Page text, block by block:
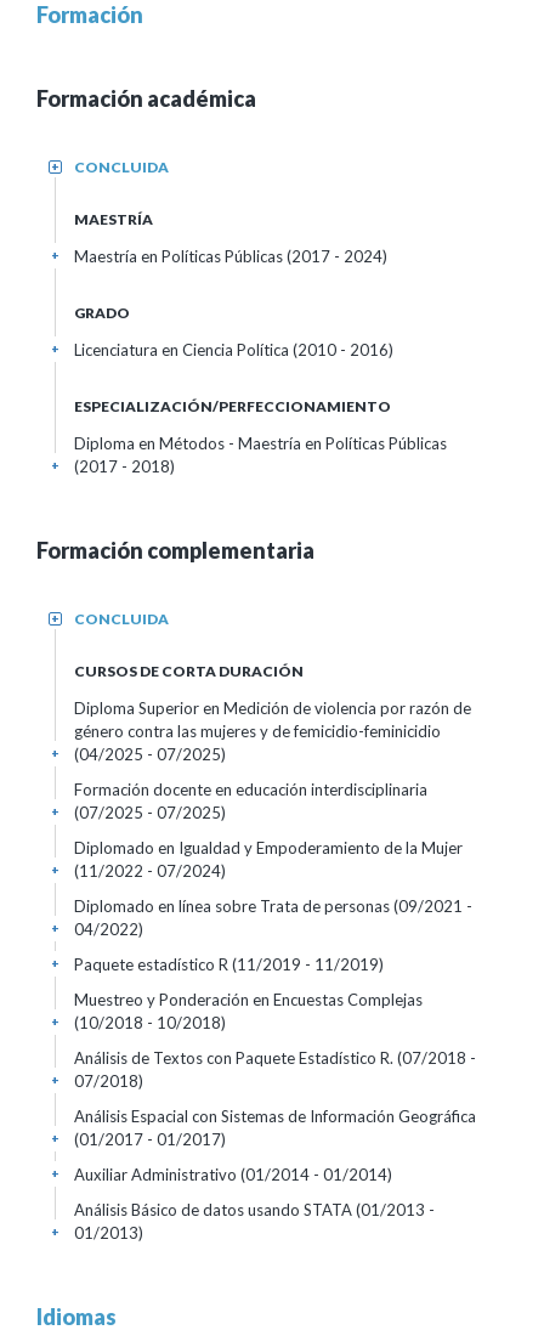
Formación
Formación académica
CONCLUIDA
+
MAESTRÍA
Maestría en Políticas Públicas (2017 - 2024)
+
GRADO
Licenciatura en Ciencia Política (2010 - 2016)
+
ESPECIALIZACIÓN/PERFECCIONAMIENTO
Diploma en Métodos - Maestría en Políticas Públicas
(2017 - 2018)
+
Formación complementaria
CONCLUIDA
+
CURSOS DE CORTA DURACIÓN
Diploma Superior en Medición de violencia por razón de
género contra las mujeres y de femicidio-feminicidio
(04/2025 - 07/2025)
+
Formación docente en educación interdisciplinaria
(07/2025 - 07/2025)
+
Diplomado en Igualdad y Empoderamiento de la Mujer
(11/2022 - 07/2024)
+
Diplomado en línea sobre Trata de personas(09/2021 -
04/2022)
+
Paquete estadístico R (11/2019 - 11/2019)
+
Muestreo y Ponderación en Encuestas Complejas
(10/2018 - 10/2018)
+
Análisis de Textos con Paquete Estadístico R. (07/2018 -
07/2018)
+
Análisis Espacial con Sistemas de Información Geográfica
(01/2017 - 01/2017)
+
Auxiliar Administrativo (01/2014 - 01/2014)
+
Análisis Básico de datos usando STATA(01/2013 -
01/2013)
+
Idiomas